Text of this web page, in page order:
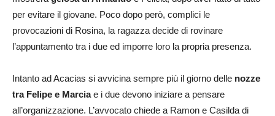
per evitare il giovane. Poco dopo però, complici le
provocazioni di Rosina, la ragazza decide di rovinare
l’appuntamento tra i due ed imporre loro la propria presenza.
Intanto ad Acacias si avvicina sempre più il giorno delle nozze
tra Felipe e Marciae i due devono iniziare a pensare
all’organizzazione. L’avvocato chiede a Ramon e Casilda di